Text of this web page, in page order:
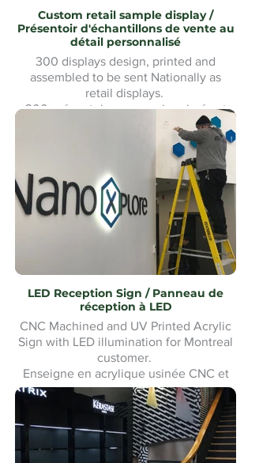
Custom retail sample display /
Présentoir d'échantillons de vente au
détail personnalisé
300 displays design, printed and
assembled to be sent Nationally as
retail displays.
300 présentoirs conçus, imprimés et
assemblés pour être expédiés à
l'échelle nationale comme présentoirs
de vente au détail.
LED Reception Sign / Panneau de
réception à LED
CNC Machined and UV Printed Acrylic
Sign with LED illumination for Montreal
customer.
Enseigne en acrylique usinée CNC et
imprimée UV avec éclairage LED pour
un client de Montréal. Fabrication et
installation sur mesure.Custom made
and Installation.